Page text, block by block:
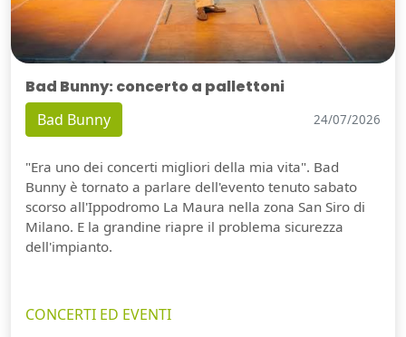
Bad Bunny: concerto a pallettoni
Bad Bunny 24/07/2026
"Era uno dei concerti migliori della mia vita". Bad
Bunny è tornato a parlare dell'evento tenuto sabato
scorso all'Ippodromo La Maura nella zona San Siro di
Milano. E la grandine riapre il problema sicurezza
dell'impianto.
CONCERTI ED EVENTI